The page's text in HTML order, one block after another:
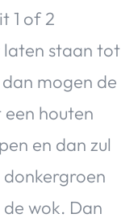
1 of 2
laten staan tot
mogen de
houten
en dan zul
donkergroen
wok. Dan